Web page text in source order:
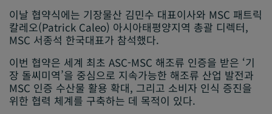
이날 협약식에는 기장물산 김민수 대표이사와 MSC 패트릭
칼레오(Patrick Caleo) 아시아태평양지역 총괄 디렉터,
MSC 서종석 한국대표가 참석했다.
이번 협약은 세계 최초 ASC-MSC 해조류 인증을 받은 ‘기
장 돌씨미역’을 중심으로 지속가능한 해조류 산업 발전과
MSC 인증 수산물 활용 확대, 그리고 소비자 인식 증진을
위한 협력 체계를 구축하는 데 목적이 있다.